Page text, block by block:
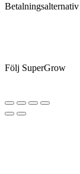
Betalningsalternativ
Följ SuperGrow